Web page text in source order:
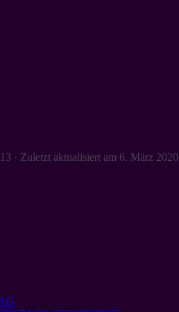
· Zuletzt aktualisiert am 6. März 2020